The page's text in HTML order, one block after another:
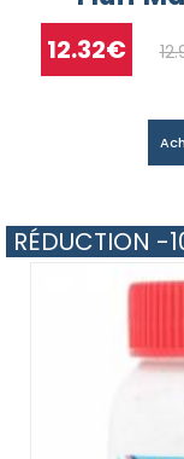
12.32€
RÉDUCTION -